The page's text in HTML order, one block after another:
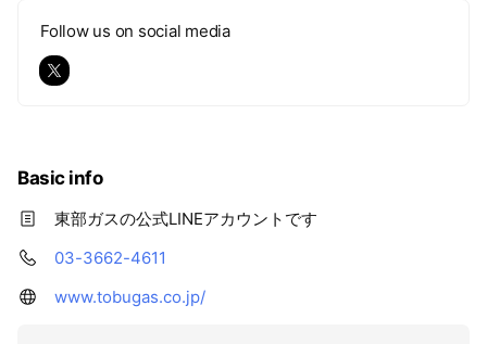
Follow us on social media
Basic info
東部ガスの公式LINEアカウントです
03-3662-4611
www.tobugas.co.jp/